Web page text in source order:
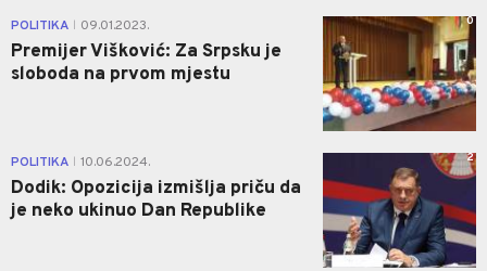
POLITIKA 09.01.2023.
Premijer Višković: Za Srpsku je
sloboda na prvom mjestu
0
POLITIKA 10.06.2024.
Dodik: Opozicija izmišlja priču da
je neko ukinuo Dan Republike
2